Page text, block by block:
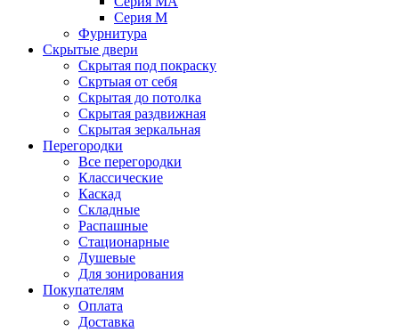
Серия M
Фурнитура
Скрытые двери
Скрытая под покраску
Скртыая от себя
Скрытая до потолка
Скрытая раздвижная
Скрытая зеркальная
Перегородки
Все перегородки
Классические
Каскад
Складные
Распашные
Стационарные
Душевые
Для зонирования
Покупателям
Оплата
Доставка